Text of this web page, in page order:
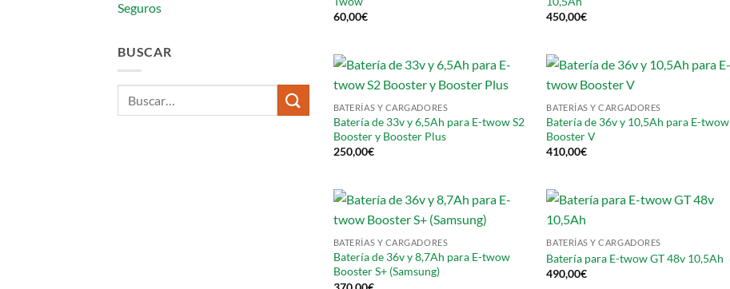
Seguros
BUSCAR
60,00€
450,00€
BATERÍAS Y CARGADORES
Batería de 33v y 6,5Ah para E-twow S2
Booster y Booster Plus
250,00€
BATERÍAS Y CARGADORES
Batería de 36v y 10,5Ah para E-twow
Booster V
410,00€
BATERÍAS Y CARGADORES
Batería de 36v y 8,7Ah para E-twow
Booster S+ (Samsung)
BATERÍAS Y CARGADORES
Batería para E-twow GT 48v 10,5Ah
490,00€